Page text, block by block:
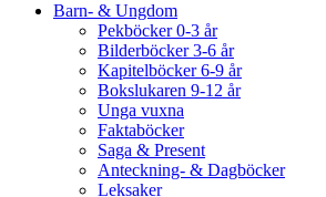
Barn- & Ungdom
Pekböcker 0-3 år
Bilderböcker 3-6 år
Kapitelböcker 6-9 år
Bokslukaren 9-12 år
Unga vuxna
Faktaböcker
Saga & Present
Anteckning- & Dagböcker
Leksaker